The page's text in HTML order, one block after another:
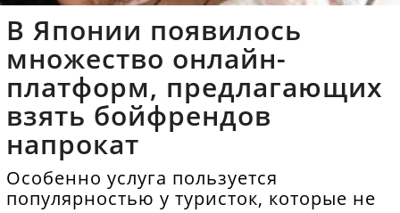
В Японии появилось
множество онлайн-
платформ, предлагающих
взять бойфрендов
напрокат
Особенно услуга пользуется
популярностью у туристок, которые не